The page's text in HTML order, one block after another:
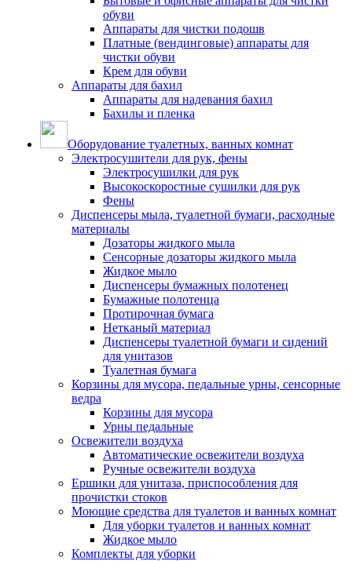
обуви
Аппараты для чистки подошв
Платные (вендинговые) аппараты для
чистки обуви
Крем для обуви
Аппараты для бахил
Аппараты для надевания бахил
Бахилы и пленка
Оборудование туалетных, ванных комнат
Электросушители для рук, фены
Электросушилки для рук
Высокоскоростные сушилки для рук
Фены
Диспенсеры мыла, туалетной бумаги, расходные
материалы
Дозаторы жидкого мыла
Сенсорные дозаторы жидкого мыла
Жидкое мыло
Диспенсеры бумажных полотенец
Бумажные полотенца
Протирочная бумага
Нетканый материал
Диспенсеры туалетной бумаги и сидений
для унитазов
Туалетная бумага
Корзины для мусора, педальные урны, сенсорные
ведра
Корзины для мусора
Урны педальные
Освежители воздуха
Автоматические освежители воздуха
Ручные освежители воздуха
Ершики для унитаза, приспособления для
прочистки стоков
Моющие средства для туалетов и ванных комнат
Для уборки туалетов и ванных комнат
Жидкое мыло
Комплекты для уборки